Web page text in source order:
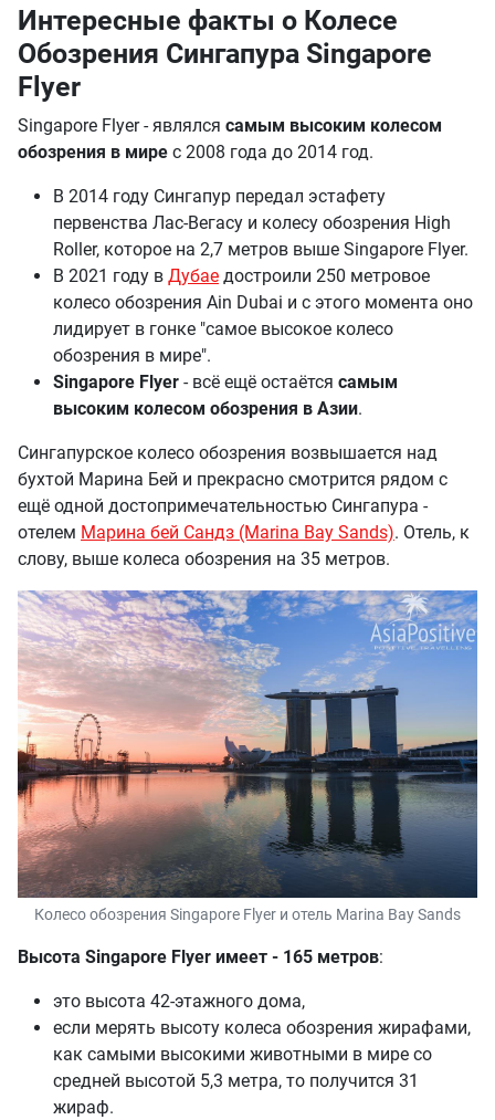
Интересные факты о Колесе
Обозрения Сингапура Singapore
Flyer
Singapore Flyer - являлся самым высоким колесом
обозрения в мире с 2008 года до 2014 год.
В 2014 году Сингапур передал эстафету
первенства Лас-Вегасу и колесу обозрения High
Roller, которое на 2,7 метров выше Singapore Flyer.
В 2021 году в Дубае достроили 250 метровое
колесо обозрения Ain Dubai и с этого момента оно
лидирует в гонке "самое высокое колесо
обозрения в мире".
Singapore Flyer - всё ещё остаётся самым
высоким колесом обозрения в Азии.
Сингапурское колесо обозрения возвышается над
бухтой Марина Бей и прекрасно смотрится рядом с
ещё одной достопримечательностью Сингапура -
отелем Марина бей Сандз (Marina Bay Sands). Отель, к
слову, выше колеса обозрения на 35 метров.
Колесо обозрения Singapore Flyer и отель Marina Bay Sands
Высота Singapore Flyer имеет - 165 метров:
это высота 42-этажного дома,
если мерять высоту колеса обозрения жирафами,
как самыми высокими животными в мире со
средней высотой 5,3 метра, то получится 31
жираф.